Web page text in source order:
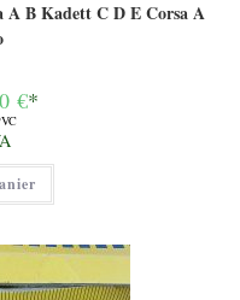
B Kadett C D E Corsa A
€*